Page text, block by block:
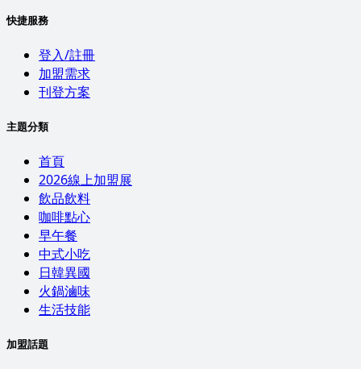
快捷服務
登入/註冊
加盟需求
刊登方案
主題分類
首頁
2026線上加盟展
飲品飲料
咖啡點心
早午餐
中式小吃
日韓異國
火鍋滷味
生活技能
加盟話題